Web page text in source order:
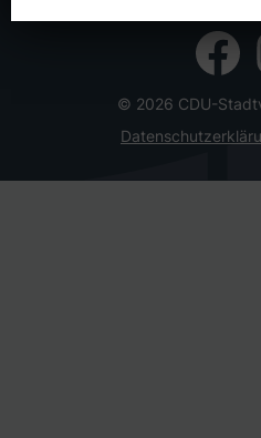
© 2026 CDU-